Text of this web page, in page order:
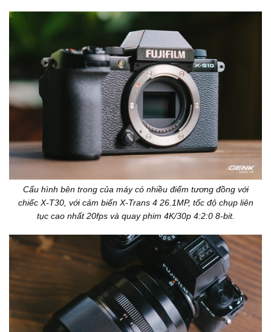
Cấu hình bên trong của máy có nhiều điểm tương đồng với
chiếc X-T30, với cảm biến X-Trans 4 26.1MP, tốc độ chụp liên
tục cao nhất 20fps và quay phim 4K/30p 4:2:0 8-bit.